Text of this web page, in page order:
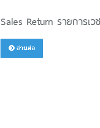
Sales Return รายการเ
อ่านต่อ